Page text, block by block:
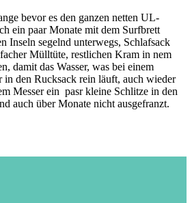
bevor es den ganzen netten UL-
ein paar Monate mit dem Surfbrett
Inseln segelnd unterwegs, Schlafsack
Mülltüte, restlichen Kram in nem
damit das Wasser, was bei einem
in den Rucksack rein läuft, auch wieder
Messer ein pasr kleine Schlitze in den
auch über Monate nicht ausgefranzt.